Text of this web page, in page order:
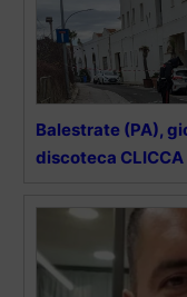
Balestrate (PA),
discoteca CLICCA